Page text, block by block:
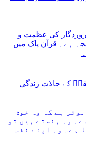
پروردگار کی عظمت و
ہے۔ قرآن پاک میں
کے حالات زندگی
ہے کہ وہ خوش
وہ ہنستے ہیں تو
ہے۔ وہ اپنے نفس